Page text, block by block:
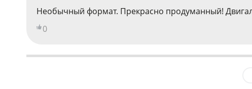
Необычный формат. Прекрасно продуманный!
0